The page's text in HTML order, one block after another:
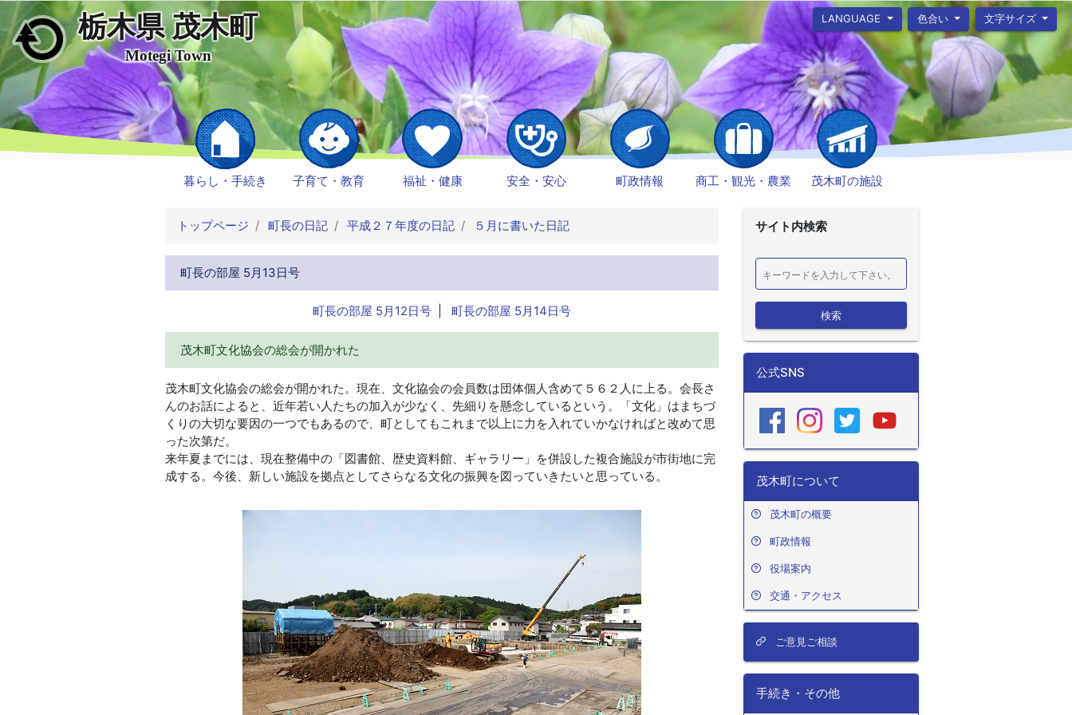
メインコンテンツにスキップ
栃木県 茂木町
Motegi Town
LANGUAGE 色合い 文字サイズ
暮らし・手続き 子育て・教育 福祉・健康 安全・安心 町政情報 商工・観光・農業 茂木町の施設
トップページ 町長の日記 平成２７年度の日記 ５月に書いた日記
町長の部屋 5月13日号
町長の部屋 5月12日号 町長の部屋 5月14日号
茂木町文化協会の総会が開かれた
茂木町文化協会の総会が開かれた。現在、文化協会の会員数は団体個人含めて５６２人に上る。会長さ
んのお話によると、近年若い人たちの加入が少なく、先細りを懸念しているという。「文化」はまちづ
くりの大切な要因の一つでもあるので、町としてもこれまで以上に力を入れていかなければと改めて思
った次第だ。
来年夏までには、現在整備中の「図書館、歴史資料館、ギャラリー」を併設した複合施設が市街地に完
成する。今後、新しい施設を拠点としてさらなる文化の振興を図っていきたいと思っている。
サイト内検索
検索
公式SNS
茂木町について
茂木町の概要
町政情報
役場案内
交通・アクセス
ご意見ご相談
手続き・その他